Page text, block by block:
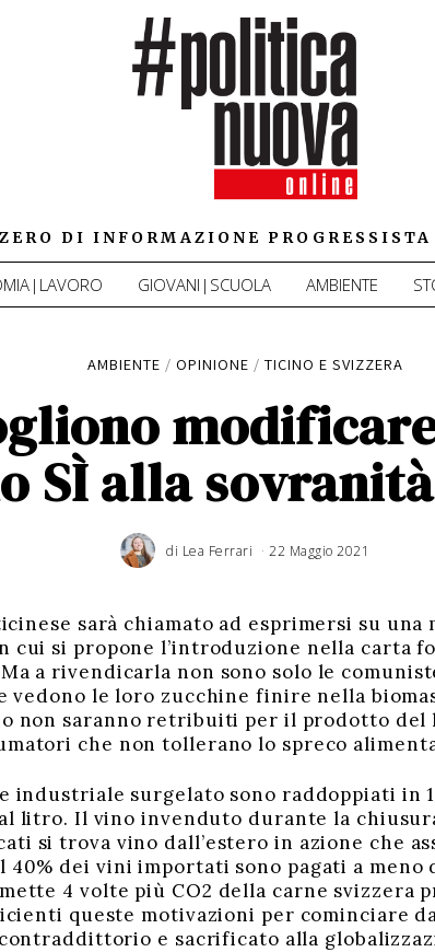
DI INFORMAZIONE
GIOVANI|SCUOLA AMBIENTE
AMBIENTE / OPINIONE / TICINO E SVIZZERA
SÌ alla
di Lea Ferrari 22 Maggio 2021
o
2
2
1
sarà chiamato ad esprimersi su
cui si propone l’introduzione nella carta
a rivendicarla non sono solo le
le loro zucchine finire nella
non saranno retribuiti per il prodotto del
che non tollerano lo spreco
industriale surgelato sono raddoppiati in
litro. Il vino invenduto durante la
si trova vino dall’estero in azione che
40% dei vini importati sono pagati a meno
4 volte più CO2 della carne svizzera
queste motivazioni per cominciare
e sacrificato alla